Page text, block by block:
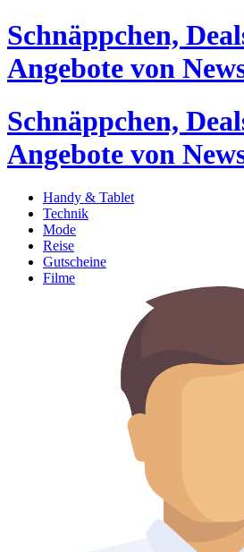
Schnäppchen,
Angebote von
Schnäppchen,
Angebote von
Handy & Tablet
Technik
Mode
Reise
Gutscheine
Filme